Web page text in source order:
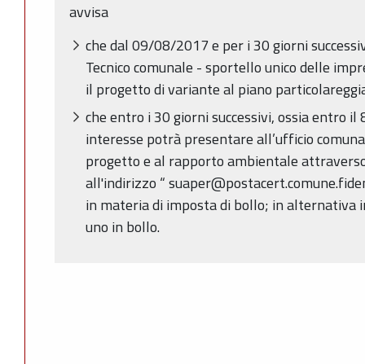
avvisa
che dal 09/08/2017 e per i 30 giorni
Tecnico comunale - sportello unico delle
il progetto di variante al piano
che entro i 30 giorni successivi, ossia entro
interesse potrà presentare all’ufficio
progetto e al rapporto ambientale
all'indirizzo “
in materia di imposta di bollo; in alternativa
uno in bollo.